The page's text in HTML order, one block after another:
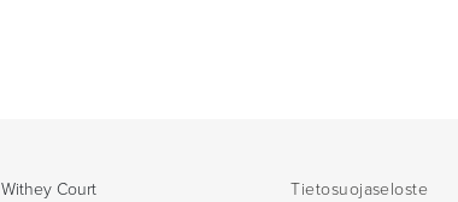
Withey Court Tietosuojaseloste